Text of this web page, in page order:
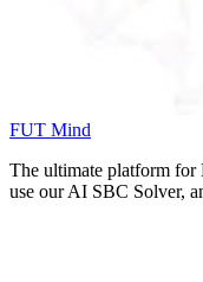
FUT Mind
The ultimate platform for
use our AI SBC Solver,